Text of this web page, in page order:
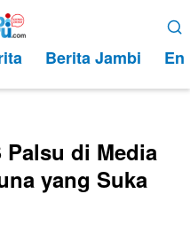
Berita Jambi
Palsu di Media
yang Suka